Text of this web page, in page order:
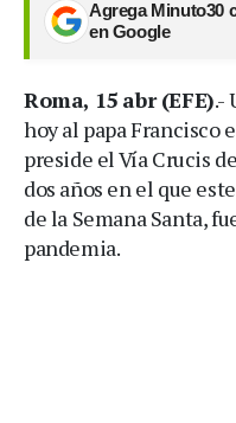
Agrega Minuto30
en Google
Roma, 15 abr (EFE).-
hoy al papa Francisco
preside el Vía Crucis
dos años en el que
de la Semana Santa,
pandemia.